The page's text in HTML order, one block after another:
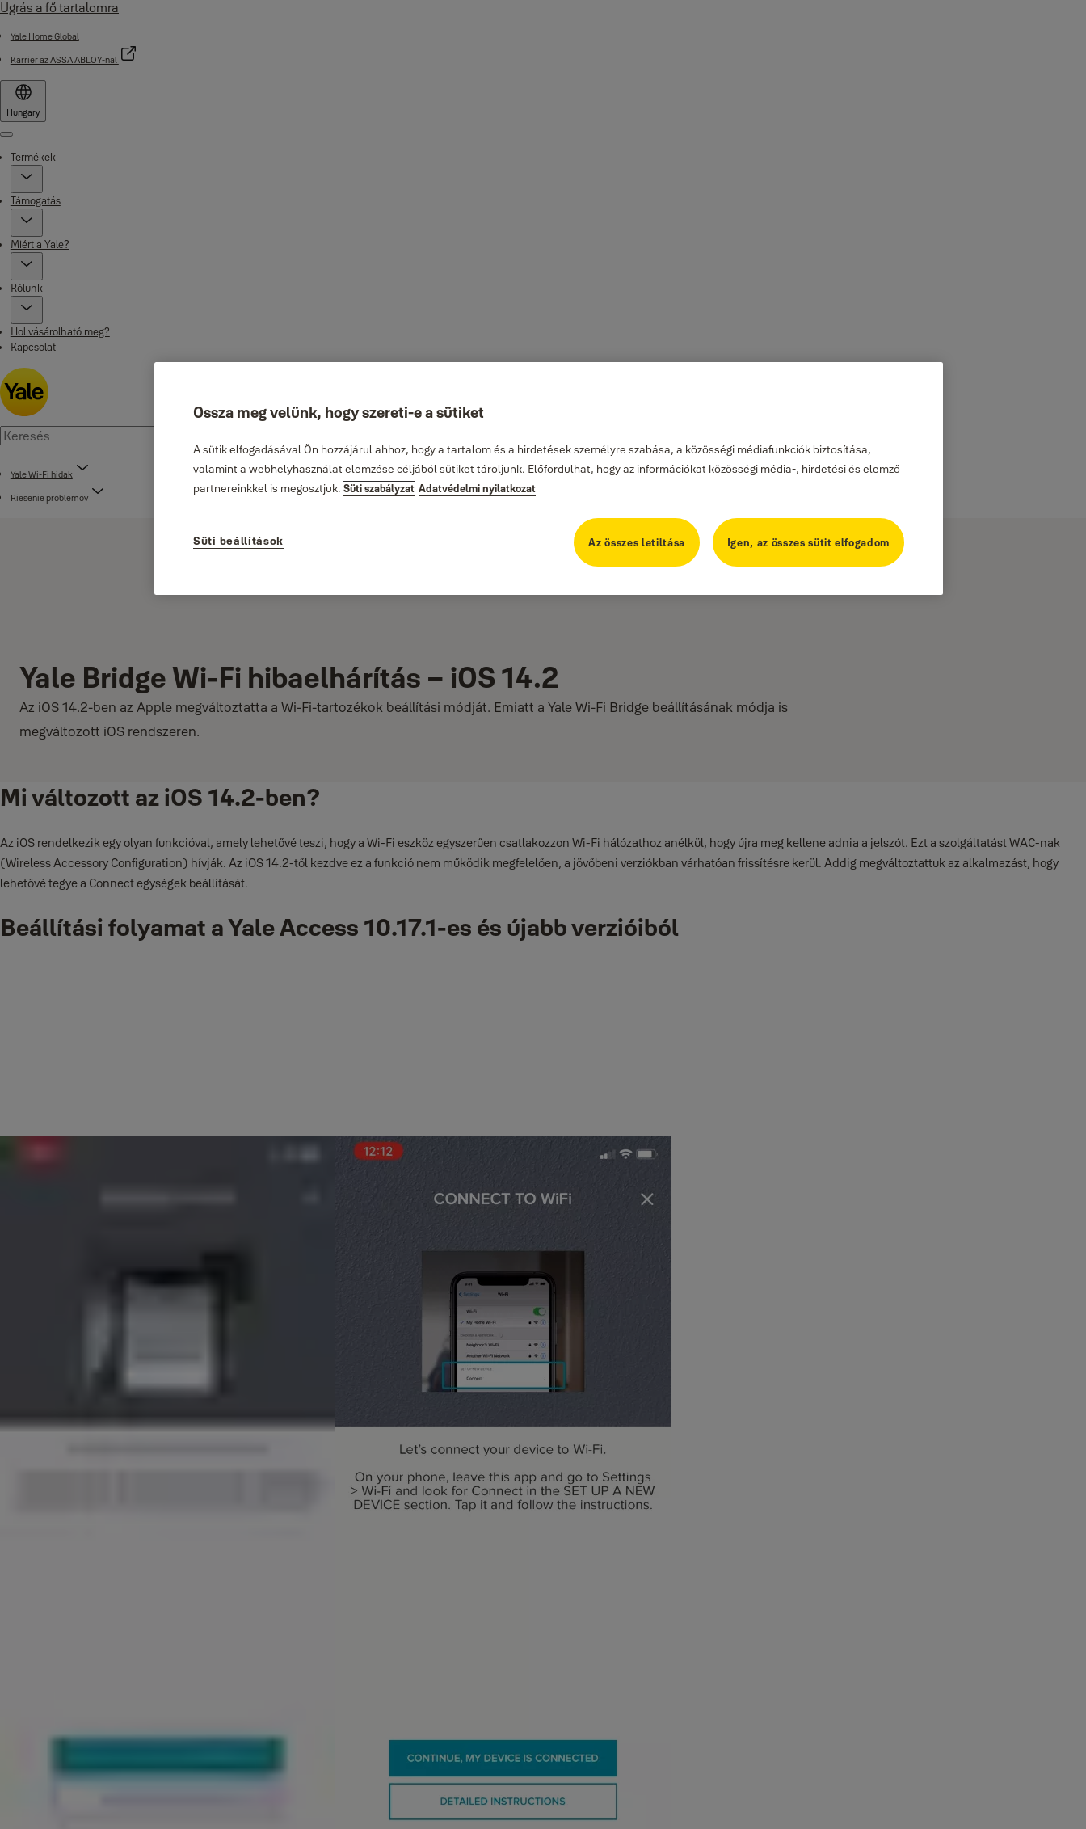
Ugrás a fő tartalomra
Yale Home Global
Karrier az ASSA ABLOY-nál
Hungary
Menu
Termékek
Támogatás
Miért a Yale?
Rólunk
Hol vásárolható meg?
Kapcsolat
Yale Wi-Fi hidak
Riešenie problémov
Yale Bridge Wi-Fi hibaelhárítás – iOS 14.2
Az iOS 14.2-ben az Apple megváltoztatta a Wi-Fi-tartozékok beállítási módját. Emiatt a Yale Wi-Fi Bridge beállításának módja is
megváltozott iOS rendszeren.
Mi változott az iOS 14.2-ben?
Az iOS rendelkezik egy olyan funkcióval, amely lehetővé teszi, hogy a Wi-Fi eszköz egyszerűen csatlakozzon Wi-Fi hálózathoz anélkül, hogy újra meg kellene adnia a jelszót. Ezt a szolgáltatást WAC-nak
(Wireless Accessory Configuration) hívják. Az iOS 14.2-től kezdve ez a funkció nem működik megfelelően, a jövőbeni verziókban várhatóan frissítésre kerül. Addig megváltoztattuk az alkalmazást, hogy
lehetővé tegye a Connect egységek beállítását.
Beállítási folyamat a Yale Access 10.17.1-es és újabb verzióiból
Ezután a rendszer megkérdezi, hogy melyik intelligens zárhoz szeretné csatlakoztatni a Yale Bridge-et.
Az alkalmazás ezután megkéri, hogy ellenőrizze a hálózatot, amelyhez az eszközt csatlakoztatni kívánja (a hálózatnak 2,4 GHz-esnek kell lennie).
Az alkalmazás ezután megjeleníti az alábbi képernyőt, amely arra kéri, hogy a beállításokban csatlakoztassa a Yale Bridge-et a hálózathoz.
Ossza meg velünk, hogy szereti-e a sütiket
A sütik elfogadásával Ön hozzájárul ahhoz, hogy a tartalom és a hirdetések személyre szabása, a közösségi médiafunkciók biztosítása,
valamint a webhelyhasználat elemzése céljából sütiket tároljunk. Előfordulhat, hogy az információkat közösségi média-, hirdetési és elemző
partnereinkkel is megosztjuk. Süti szabályzat Adatvédelmi nyilatkozat
Az összes letiltása Igen, az összes sütit elfogadom
Süti beállítások